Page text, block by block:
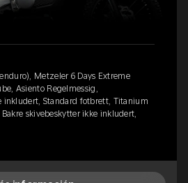
Metzeler 6 Days Extreme
Asiento Regelmessig,
inkludert, Standard fotbrett, Titanium
skivebeskytter ikke inkludert,